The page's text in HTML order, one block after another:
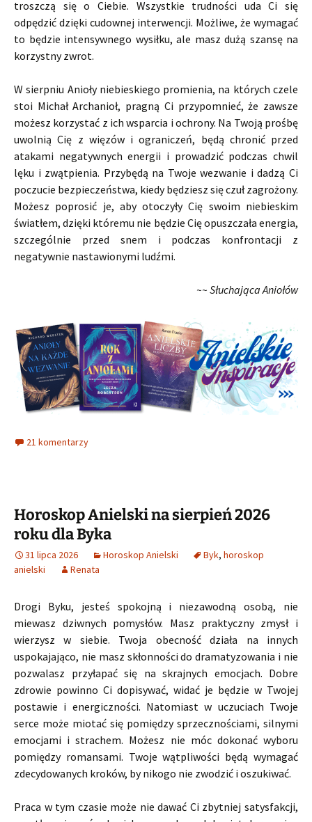
troszczą się o Ciebie. Wszystkie trudności uda Ci się
odpędzić dzięki cudownej interwencji. Możliwe, że wymagać
to będzie intensywnego wysiłku, ale masz dużą szansę na
korzystny zwrot.
W sierpniu Anioły niebieskiego promienia, na których czele
stoi Michał Archanioł, pragną Ci przypomnieć, że zawsze
możesz korzystać z ich wsparcia i ochrony. Na Twoją prośbę
uwolnią Cię z więzów i ograniczeń, będą chronić przed
atakami negatywnych energii i prowadzić podczas chwil
lęku i zwątpienia. Przybędą na Twoje wezwanie i dadzą Ci
poczucie bezpieczeństwa, kiedy będziesz się czuł zagrożony.
Możesz poprosić je, aby otoczyły Cię swoim niebieskim
światłem, dzięki któremu nie będzie Cię opuszczała energia,
szczególnie przed snem i podczas konfrontacji z
negatywnie nastawionymi ludźmi.
~~ Słuchająca Aniołów
21 komentarzy
Horoskop Anielski na sierpień 2026
roku dla Byka
31 lipca 2026 Horoskop Anielski Byk, horoskop
anielski
Renata
Drogi Byku, jesteś spokojną i niezawodną osobą, nie
miewasz dziwnych pomysłów. Masz praktyczny zmysł i
wierzysz w siebie. Twoja obecność działa na innych
uspokajająco, nie masz skłonności do dramatyzowania i nie
pozwalasz przyłapać się na skrajnych emocjach. Dobre
zdrowie powinno Ci dopisywać, widać je będzie w Twojej
postawie i energiczności. Natomiast w uczuciach Twoje
serce może miotać się pomiędzy sprzecznościami, silnymi
emocjami i strachem. Możesz nie móc dokonać wyboru
pomiędzy romansami. Twoje wątpliwości będą wymagać
zdecydowanych kroków, by nikogo nie zwodzić i oszukiwać.
Praca w tym czasie może nie dawać Ci zbytniej satysfakcji,